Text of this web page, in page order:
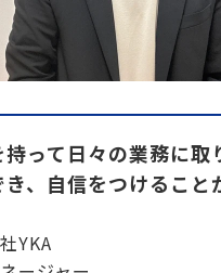
って日々の業務に取
き、自信をつけること
YKA